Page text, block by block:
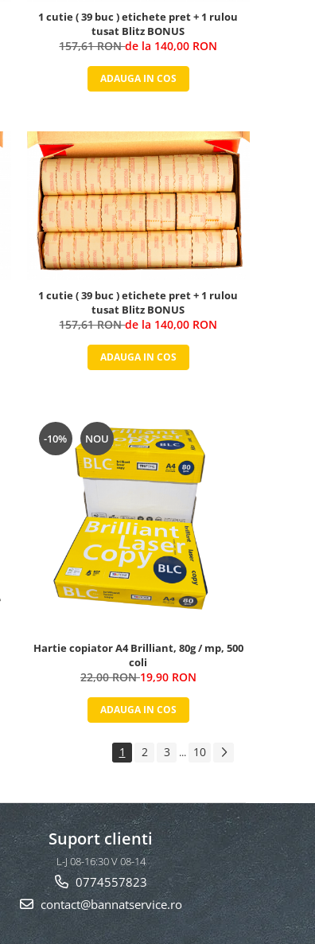
1 cutie ( 39 buc ) etichete pret + 1 rulou
tusat Blitz BONUS
157,61 RONde la 140,00 RON
ADAUGA IN COS
1 cutie ( 39 buc ) etichete pret + 1 rulou
tusat Blitz BONUS
157,61 RONde la 140,00 RON
ADAUGA IN COS
-10% NOU
Hartie copiator A4 Brilliant, 80g / mp, 500
coli
22,00 RON19,90 RON
ADAUGA IN COS
1 2 3 ... 10
Suport clienti
L-J 08-16:30 V 08-14
0774557823
contact@bannatservice.ro